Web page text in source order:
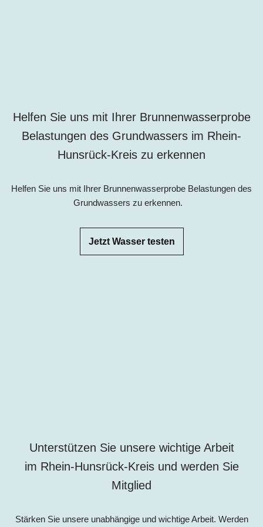
Helfen Sie uns mit Ihrer Brunnenwasserprobe
Belastungen des Grundwassers im Rhein-
Hunsrück-Kreis zu erkennen
Helfen Sie uns mit Ihrer Brunnenwasserprobe Belastungen des
Grundwassers zu erkennen.
Jetzt Wasser testen
Unterstützen Sie unsere wichtige Arbeit
im Rhein-Hunsrück-Kreis und werden Sie
Mitglied
Stärken Sie unsere unabhängige und wichtige Arbeit. Werden